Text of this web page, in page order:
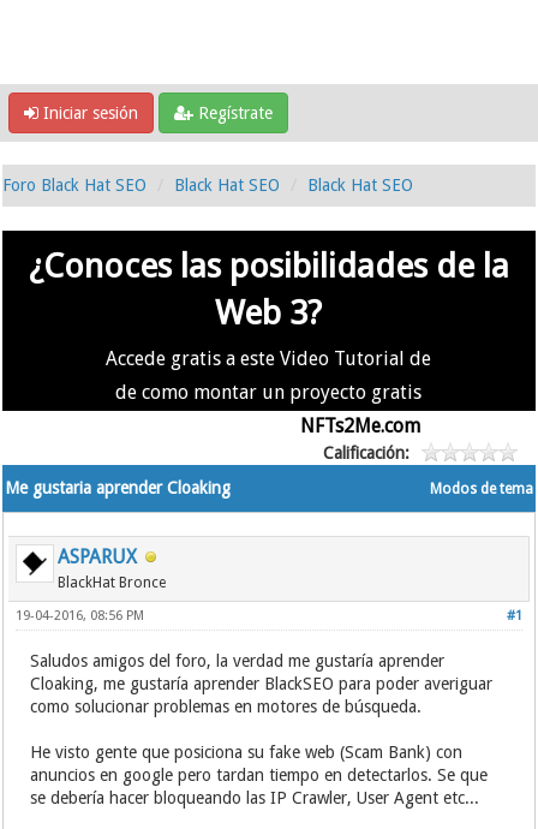
Iniciar sesión Regístrate
Foro Black Hat SEO Black Hat SEO Black Hat SEO
¿Conoces las posibilidades de la
Web 3?
Accede gratis a este Video Tutorial de
de como montar un proyecto gratis
NFTs2Me.com
Calificación:
Modos de tema
Me gustaria aprender Cloaking
ASPARUX
BlackHat Bronce
#1
19-04-2016, 08:56 PM
Saludos amigos del foro, la verdad me gustaría aprender
Cloaking, me gustaría aprender BlackSEO para poder averiguar
como solucionar problemas en motores de búsqueda.
He visto gente que posiciona su fake web (Scam Bank) con
anuncios en google pero tardan tiempo en detectarlos. Se que
se debería hacer bloqueando las IP Crawler, User Agent etc...